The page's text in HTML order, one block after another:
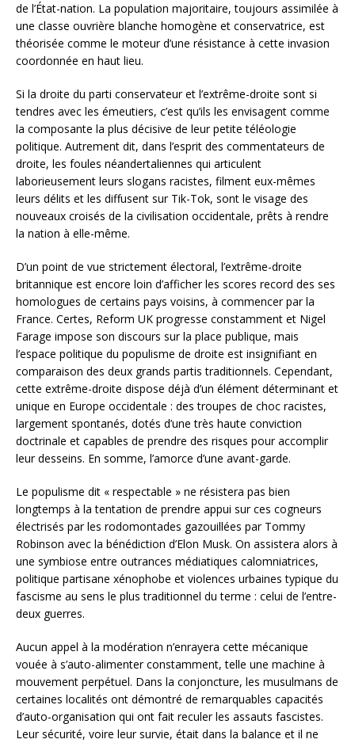
de l’État-nation. La population majoritaire, toujours assimilée à
une classe ouvrière blanche homogène et conservatrice, est
théorisée comme le moteur d’une résistance à cette invasion
coordonnée en haut lieu.
Si la droite du parti conservateur et l’extrême-droite sont si
tendres avec les émeutiers, c’est qu’ils les envisagent comme
la composante la plus décisive de leur petite téléologie
politique. Autrement dit, dans l’esprit des commentateurs de
droite, les foules néandertaliennes qui articulent
laborieusement leurs slogans racistes, filment eux-mêmes
leurs délits et les diffusent sur Tik-Tok, sont le visage des
nouveaux croisés de la civilisation occidentale, prêts à rendre
la nation à elle-même.
D’un point de vue strictement électoral, l’extrême-droite
britannique est encore loin d’afficher les scores record des ses
homologues de certains pays voisins, à commencer par la
France. Certes, Reform UK progresse constamment et Nigel
Farage impose son discours sur la place publique, mais
l’espace politique du populisme de droite est insignifiant en
comparaison des deux grands partis traditionnels. Cependant,
cette extrême-droite dispose déjà d’un élément déterminant et
unique en Europe occidentale : des troupes de choc racistes,
largement spontanés, dotés d’une très haute conviction
doctrinale et capables de prendre des risques pour accomplir
leur desseins. En somme, l’amorce d’une avant-garde.
Le populisme dit « respectable » ne résistera pas bien
longtemps à la tentation de prendre appui sur ces cogneurs
électrisés par les rodomontades gazouillées par Tommy
Robinson avec la bénédiction d’Elon Musk. On assistera alors à
une symbiose entre outrances médiatiques calomniatrices,
politique partisane xénophobe et violences urbaines typique du
fascisme au sens le plus traditionnel du terme : celui de l’entre-
deux guerres.
Aucun appel à la modération n’enrayera cette mécanique
vouée à s’auto-alimenter constamment, telle une machine à
mouvement perpétuel. Dans la conjoncture, les musulmans de
certaines localités ont démontré de remarquables capacités
d’auto-organisation qui ont fait reculer les assauts fascistes.
Leur sécurité, voire leur survie, était dans la balance et il ne